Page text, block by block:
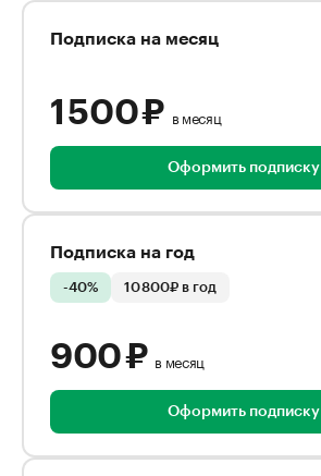
Подписка на месяц
1 500 ₽ в месяц
Оформить подписку
Подписка на год
-40% 10 800₽ в год
900 ₽ в месяц
Оформить подписку